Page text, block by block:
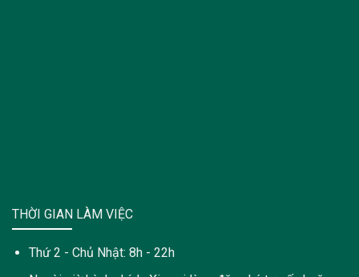
THỜI GIAN LÀM VIỆC
Thứ 2 - Chủ Nhật: 8h - 22h